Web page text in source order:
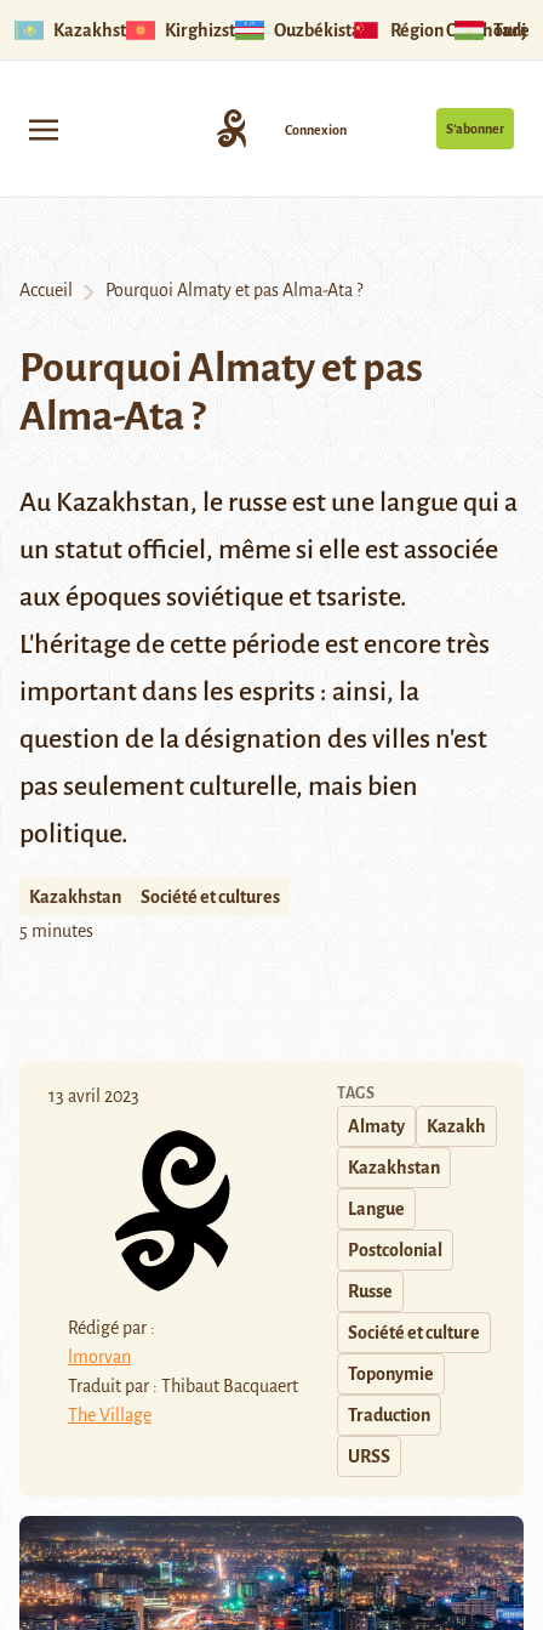
Kazakhstan Kirghizstan Ouzbékistan Région Ouïghoure
S’abonner
Connexion
Accueil Pourquoi Almaty et pas Alma-Ata ?
Pourquoi Almaty et pas
Alma-Ata ?
Au Kazakhstan, le russe est une langue qui a
un statut officiel, même si elle est associée
aux époques soviétique et tsariste.
L'héritage de cette période est encore très
important dans les esprits : ainsi, la
question de la désignation des villes n'est
pas seulement culturelle, mais bien
politique.
Kazakhstan
Société et cultures
5 minutes
13 avril 2023
Rédigé par :
lmorvan
Traduit par : Thibaut Bacquaert
The Village
TAGS
Almaty Kazakh
Kazakhstan
Langue
Postcolonial
Russe
Société et culture
Toponymie
Traduction
URSS